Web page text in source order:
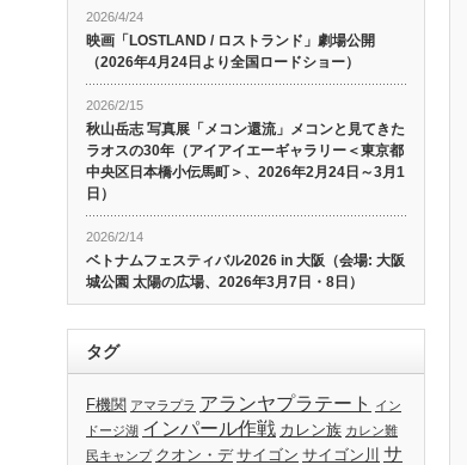
2026/4/24
映画「LOSTLAND / ロストランド」劇場公開
（2026年4月24日より全国ロードショー）
2026/2/15
秋山岳志 写真展「メコン還流」メコンと見てきた
ラオスの30年（アイアイエーギャラリー＜東京都
中央区日本橋小伝馬町＞、2026年2月24日～3月1
日）
2026/2/14
ベトナムフェスティバル2026 in 大阪（会場: 大阪
城公園 太陽の広場、2026年3月7日・8日）
タグ
F機関 アマラプラ アランヤプラテート
イン
ドージ湖 インパール作戦 カレン族 カレン難
民キャンプ クオン・デ サイゴン サイゴン川 サ